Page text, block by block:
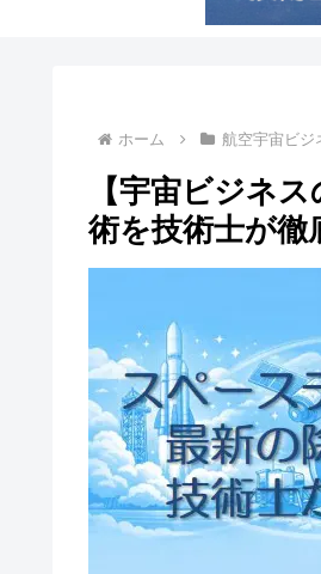
ホーム 航空宇宙ビジ
【宇宙ビジネ
術を技術士が徹